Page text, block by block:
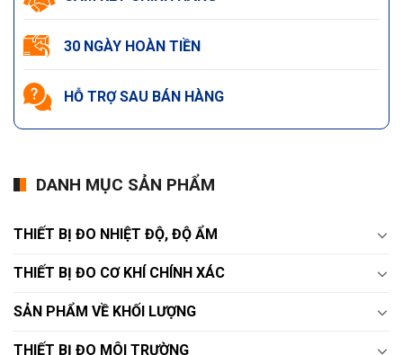
30 NGÀY HOÀN TIỀN
HỖ TRỢ SAU BÁN HÀNG
DANH MỤC SẢN PHẨM
THIẾT BỊ ĐO NHIỆT ĐỘ, ĐỘ ẨM
THIẾT BỊ ĐO CƠ KHÍ CHÍNH XÁC
SẢN PHẨM VỀ KHỐI LƯỢNG
THIẾT BỊ ĐO MÔI TRƯỜNG